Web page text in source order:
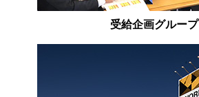
受給企画グループ